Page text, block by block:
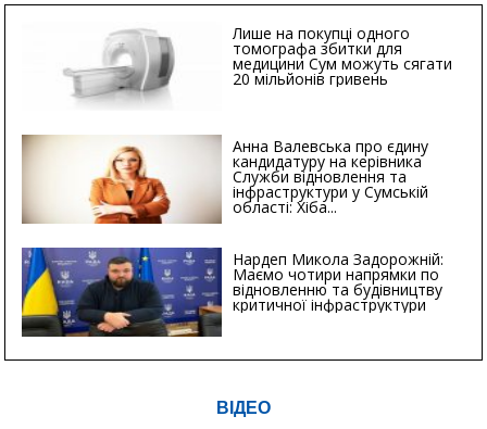
Лише на покупці одного
томографа збитки для
медицини Сум можуть сягати
20 мільйонів гривень
Анна Валевська про єдину
кандидатуру на керівника
Служби відновлення та
інфраструктури у Сумській
області: Хіба...
Нардеп Микола Задорожній:
Маємо чотири напрямки по
відновленню та будівництву
критичної інфраструктури
ВІДЕО